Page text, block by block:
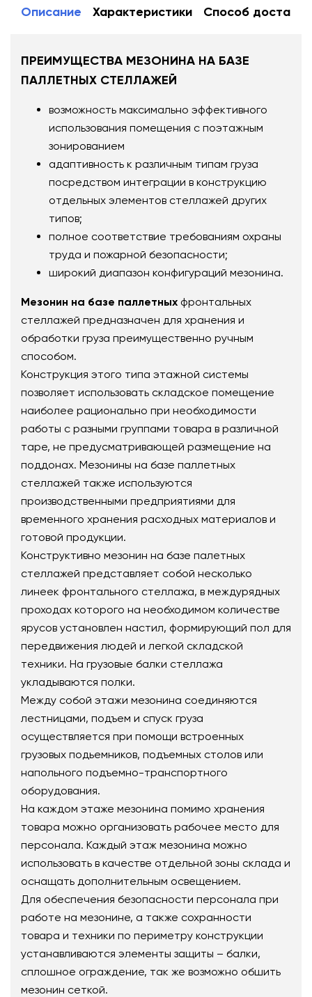
Описание Характеристики Способ доставки
ПРЕИМУЩЕСТВА МЕЗОНИНА НА БАЗЕ
ПАЛЛЕТНЫХ СТЕЛЛАЖЕЙ
возможность максимально эффективного
использования помещения с поэтажным
зонированием
адаптивность к различным типам груза
посредством интеграции в конструкцию
отдельных элементов стеллажей других
типов;
полное соответствие требованиям охраны
труда и пожарной безопасности;
широкий диапазон конфигураций мезонина.
Мезонин на базе паллетных фронтальных
стеллажей предназначен для хранения и
обработки груза преимущественно ручным
способом.
Конструкция этого типа этажной системы
позволяет использовать складское помещение
наиболее рационально при необходимости
работы с разными группами товара в различной
таре, не предусматривающей размещение на
поддонах. Мезонины на базе паллетных
стеллажей также используются
производственными предприятиями для
временного хранения расходных материалов и
готовой продукции.
Конструктивно мезонин на базе палетных
стеллажей представляет собой несколько
линеек фронтального стеллажа, в междурядных
проходах которого на необходимом количестве
ярусов установлен настил, формирующий пол для
передвижения людей и легкой складской
техники. На грузовые балки стеллажа
укладываются полки.
Между собой этажи мезонина соединяются
лестницами, подъем и спуск груза
осуществляется при помощи встроенных
грузовых подьемников, подъемных столов или
напольного подъемно-транспортного
оборудования.
На каждом этаже мезонина помимо хранения
товара можно организовать рабочее место для
персонала. Каждый этаж мезонина можно
использовать в качестве отдельной зоны склада и
оснащать дополнительным освещением.
Для обеспечения безопасности персонала при
работе на мезонине, а также сохранности
товара и техники по периметру конструкции
устанавливаются элементы защиты – балки,
сплошное ограждение, так же возможно обшить
мезонин сеткой.